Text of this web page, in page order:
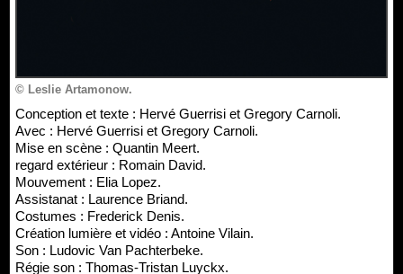
© Leslie Artamonow.
Conception et texte : Hervé Guerrisi et Gregory Carnoli.
Avec : Hervé Guerrisi et Gregory Carnoli.
Mise en scène : Quantin Meert.
regard extérieur : Romain David.
Mouvement : Elia Lopez.
Assistanat : Laurence Briand.
Costumes : Frederick Denis.
Création lumière et vidéo : Antoine Vilain.
Son : Ludovic Van Pachterbeke.
Régie son : Thomas-Tristan Luyckx.